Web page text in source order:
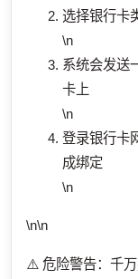
选择银行卡
\n
系统会发送
卡上
\n
登录银行卡
成绑定
\n
\n\n
⚠️ 危险警告：千